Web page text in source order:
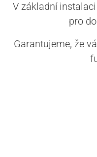
V základní
pro
Garantujeme, že